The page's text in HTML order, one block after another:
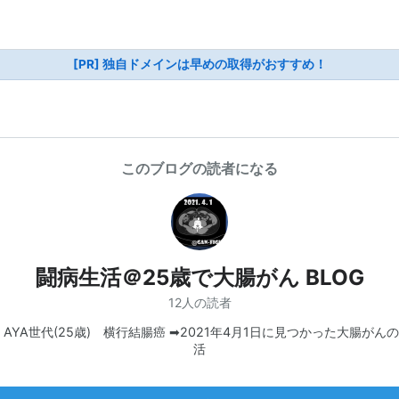
[PR] 独自ドメインは早めの取得がおすすめ！
このブログの読者になる
闘病生活＠25歳で大腸がん BLOG
12人の読者
AYA世代(25歳) 横行結腸癌 ➡2021年4月1日に見つかった大腸がん
活